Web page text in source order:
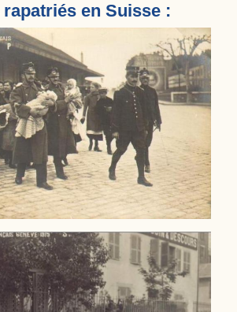
rapatriés en Suisse :